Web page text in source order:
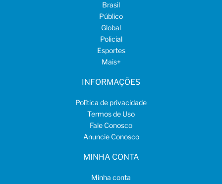
Brasil
Público
Global
Policial
Esportes
Mais+
INFORMAÇÕES
Política de privacidade
Termos de Uso
Fale Conosco
Anuncie Conosco
MINHA CONTA
Minha conta